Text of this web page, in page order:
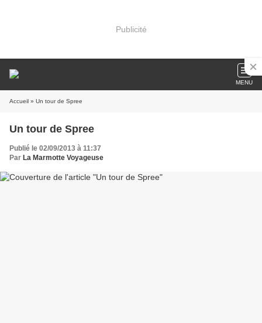
Publicité
MENU
Accueil » Un tour de Spree
Un tour de Spree
Publié le 02/09/2013 à 11:37
Par La Marmotte Voyageuse